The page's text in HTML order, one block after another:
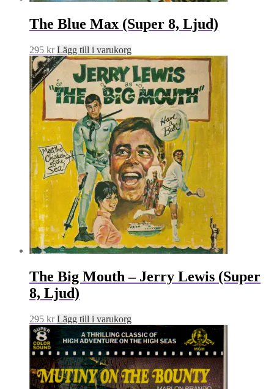
The Blue Max (Super 8, Ljud)
295 kr Lägg till i varukorg
The Big Mouth – Jerry Lewis (Super
8, Ljud)
295 kr Lägg till i varukorg